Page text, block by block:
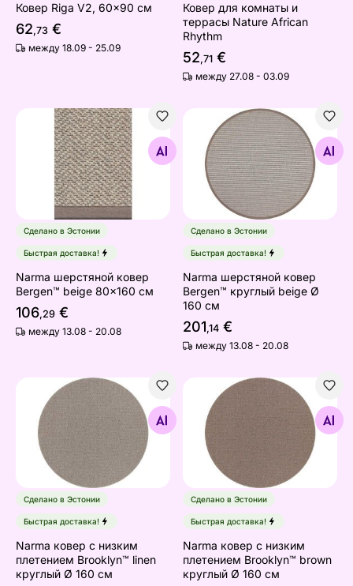
Ковер Riga V2, 60x90 см
62,73 €
между 18.09 - 25.09
Ковер для комнаты и
террасы Nature African
Rhythm
52,71 €
между 27.08 - 03.09
Narma шерстяной ковeр Bergen™ beige 80x160 см
Найдите похожие
Сделано в Эстонии
Быстрая доставка!
Narma шерстяной ковeр
Bergen™ beige 80x160 см
106,29 €
между 13.08 - 20.08
Narma шерстяной ковeр
Найдите похожие
Сделано в Эстонии
Быстрая доставка!
Narma шерстяной ковeр
Bergen™ круглый beige Ø
160 см
201,14 €
между 13.08 - 20.08
Narma ковер с низким плетением Brooklyn™ linen
Найдите похожие
Сделано в Эстонии
Быстрая доставка!
Narma ковер с низким
плетением Brooklyn™ linen
круглый Ø 160 см
Narma ковер с низким
Найдите похожие
Сделано в Эстонии
Быстрая доставка!
Narma ковер с низким
плетением Brooklyn™ brown
круглый Ø 160 см